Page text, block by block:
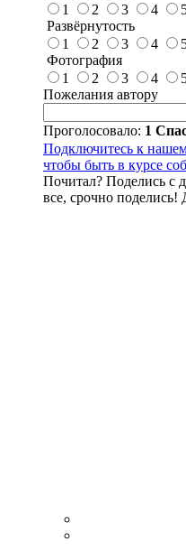
1
2 3 4
Развёрнутость
1
2 3 4
Фотография
1
2 3 4
Пожелания автору
Проголосовало: 1
Подключитесь к
чтобы быть в курсе
Почитал? Поделись с
все, срочно поделись!